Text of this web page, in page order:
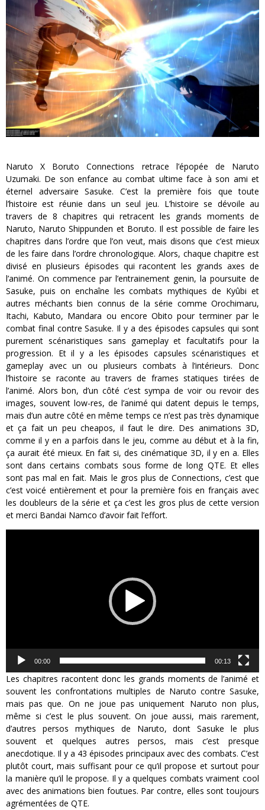
Naruto X Boruto Connections retrace l’épopée de Naruto
Uzumaki. De son enfance au combat ultime face à son ami et
éternel adversaire Sasuke. C’est la première fois que toute
l’histoire est réunie dans un seul jeu. L’histoire se dévoile au
travers de 8 chapitres qui retracent les grands moments de
Naruto, Naruto Shippunden et Boruto. Il est possible de faire les
chapitres dans l’ordre que l’on veut, mais disons que c’est mieux
de les faire dans l’ordre chronologique. Alors, chaque chapitre est
divisé en plusieurs épisodes qui racontent les grands axes de
l’animé. On commence par l’entrainement genin, la poursuite de
Sasuke, puis on enchaîne les combats mythiques de Kyûbi et
autres méchants bien connus de la série comme Orochimaru,
Itachi, Kabuto, Mandara ou encore Obito pour terminer par le
combat final contre Sasuke. Il y a des épisodes capsules qui sont
purement scénaristiques sans gameplay et facultatifs pour la
progression. Et il y a les épisodes capsules scénaristiques et
gameplay avec un ou plusieurs combats à l’intérieurs. Donc
l’histoire se raconte au travers de frames statiques tirées de
l’animé. Alors bon, d’un côté c’est sympa de voir ou revoir des
images, souvent low-res, de l’animé qui datent depuis le temps,
mais d’un autre côté en même temps ce n’est pas très dynamique
et ça fait un peu cheapos, il faut le dire. Des animations 3D,
comme il y en a parfois dans le jeu, comme au début et à la fin,
ça aurait été mieux. En fait si, des cinématique 3D, il y en a. Elles
sont dans certains combats sous forme de long QTE. Et elles
sont pas mal en fait. Mais le gros plus de Connections, c’est que
c’est voicé entièrement et pour la première fois en français avec
les doubleurs de la série et ça c’est les gros plus de cette version
et merci Bandai Namco d’avoir fait l’effort.
00:00 00:13
Les chapitres racontent donc les grands moments de l’animé et
souvent les confrontations multiples de Naruto contre Sasuke,
mais pas que. On ne joue pas uniquement Naruto non plus,
même si c’est le plus souvent. On joue aussi, mais rarement,
d’autres persos mythiques de Naruto, dont Sasuke le plus
souvent et quelques autres persos, mais c’est presque
anecdotique. Il y a 43 épisodes principaux avec des combats. C’est
plutôt court, mais suffisant pour ce qu’il propose et surtout pour
la manière qu’il le propose. Il y a quelques combats vraiment cool
avec des animations bien foutues. Par contre, elles sont toujours
agrémentées de QTE.